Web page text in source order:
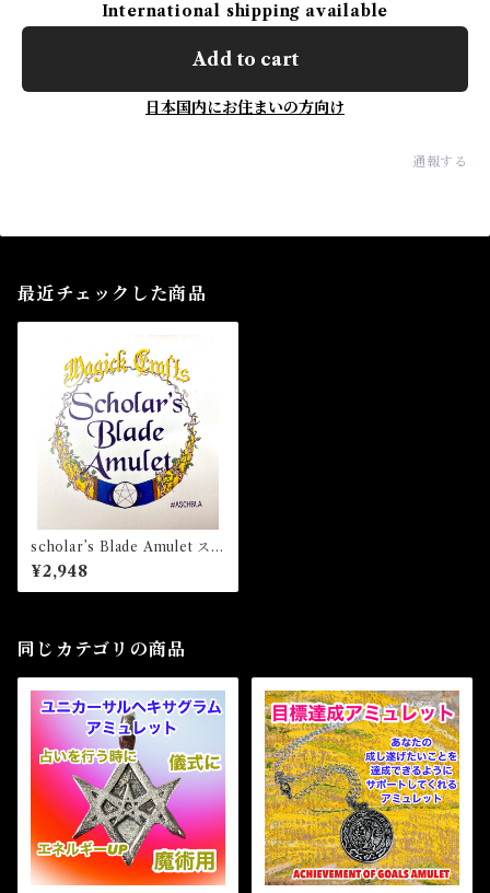
International shipping available
Add to cart
日本国内にお住まいの方向け
通報する
最近チェックした商品
scholar’s Blade Amulet スカ
ーラーズブレードアミュレッ
ト 白魔術アミュレット
¥2,948
同じカテゴリの商品